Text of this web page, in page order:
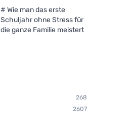
# Wie man das erste
Schuljahr ohne Stress für
die ganze Familie meistert
268
2607